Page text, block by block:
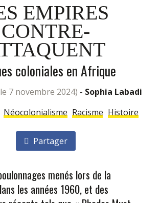
EMPIRES
CONTRE-
coloniales en Afrique
le 7 novembre 2024) - Sophia Labadi
Néocolonialisme Racisme Histoire
Partager
menés lors de la
les années 1960, et des